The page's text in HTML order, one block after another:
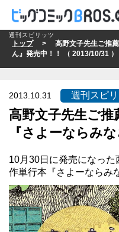
トップ> 高野文子先生ご推薦
ん』発売中！！ （ 2013/10/31 ）
週刊スピ
2013.10.31
高野文子先生ご
『さよーならみ
週刊スピリッツ
10月30日に発売になっ
作単行本『さよーならみ